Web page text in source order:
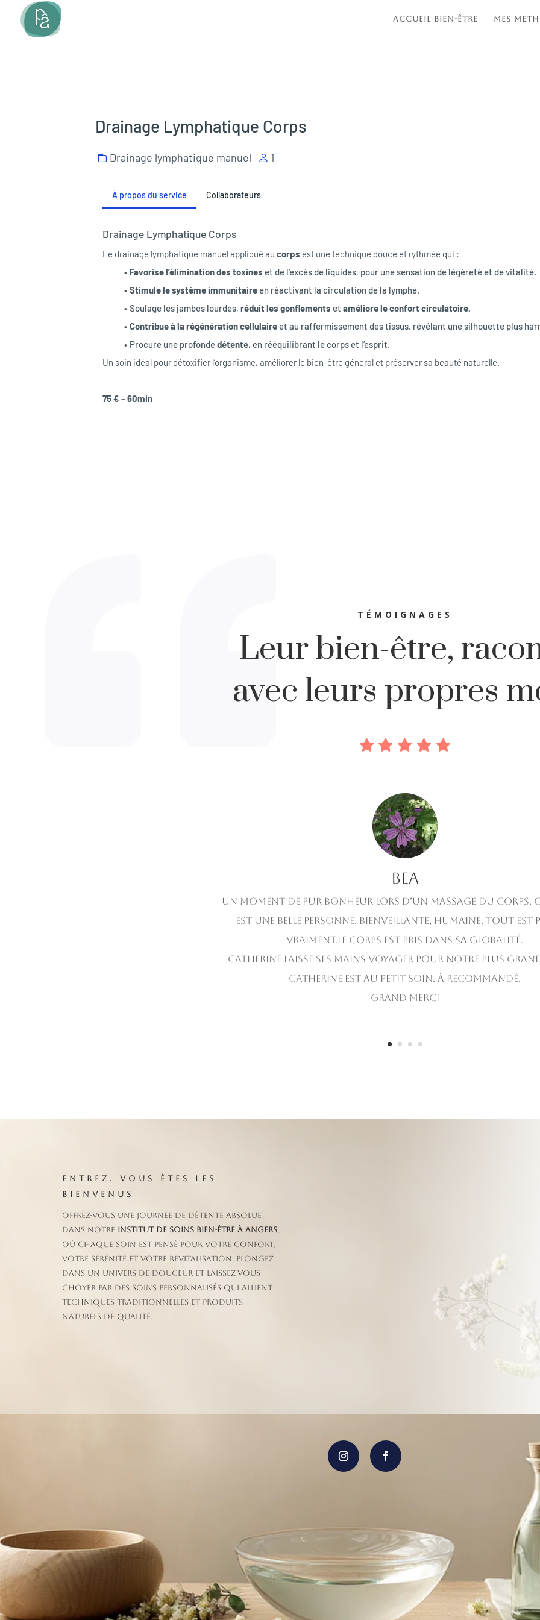
Accueil bien-être MES
Drainage Lymphatique Corps
Drainage lymphatique manuel 1
À propos du service Collaborateurs
Drainage Lymphatique Corps
Le drainage lymphatique manuel appliqué au corps est une technique douce et rythmée qui :
Favorise l’élimination des toxines et de l’excès de liquides, pour une sensation de légèreté et de vitalité.
Stimule le système immunitaire en réactivant la circulation de la lymphe.
Soulage les jambes lourdes, réduit les gonflements et améliore le confort circulatoire.
Contribue à la régénération cellulaire et au raffermissement des tissus, révélant une silhouette plus
Procure une profonde détente, en rééquilibrant le corps et l’esprit.
Un soin idéal pour détoxifier l’organisme, améliorer le bien-être général et préserver sa beauté naturelle.
75 € – 60min
TÉMOIGNAGES
Leur bien-être,
avec leurs propres
BEA
Un moment de pur bonheur lors d’un massage du corps.
est une belle personne, bienveillante, humaine. Tout est
vraiment.Le corps est pris dans sa globalité.
Catherine laisse ses mains voyager pour notre plus
Catherine est au petit soin. À recommandé.
Grand merci
ENTREZ, VOUS ÊTES LES
BIENVENUS
Offrez-vous une journée de détente absolue
dans notre institut de soins bien-être à Angers,
où chaque soin est pensé pour votre confort,
votre sérénité et votre revitalisation. Plongez
dans un univers de douceur et laissez-vous
choyer par des soins personnalisés qui allient
techniques traditionnelles et produits
naturels de qualité.